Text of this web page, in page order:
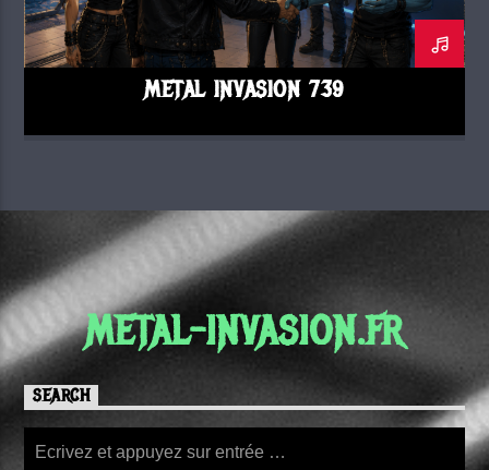
METAL INVASION 739
METAL-INVASION.FR
SEARCH